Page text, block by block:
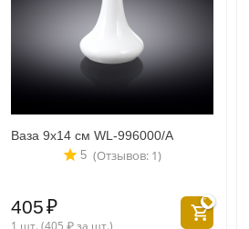
Ваза 9x14 см WL‑996000/A
(Отзывов: 1)
5
405₽
1 шт. (405 ₽за шт.)